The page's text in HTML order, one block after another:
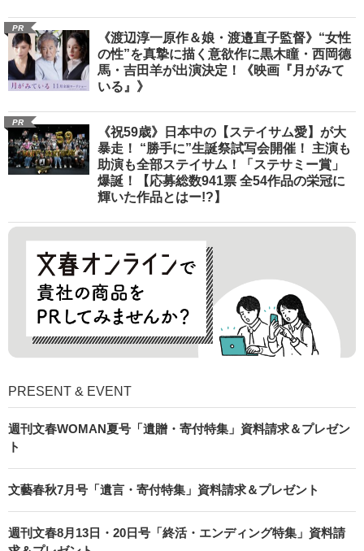
PR
《渡辺淳一原作＆娘・渡邉直子監督》“女性
の性”を真摯に描く意欲作に黒木瞳・西岡德
馬・吉田羊が出演決定！《映画『月がみて
いる』》
PR
《祝59歳》日本中の【ステイサム愛】が大
暴走！ “勝手に”生誕祭試写会開催！ 主演も
助演も全部ステイサム！「ステサミー賞」
爆誕！【応募総数941票 全54作品の栄冠に
輝いた作品とはー!?】
PRESENT & EVENT
週刊文春WOMAN夏号「遺贈・寄付特集」資料請求＆プレゼン
ト
文藝春秋7月号「遺言・寄付特集」資料請求＆プレゼント
週刊文春8月13日・20日号「終活・エンディング特集」資料請